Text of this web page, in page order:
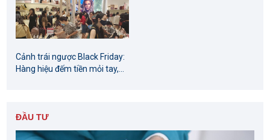
Cảnh trái ngược Black Friday:
Hàng hiệu đếm tiền mỏi tay,...
ĐẦU TƯ